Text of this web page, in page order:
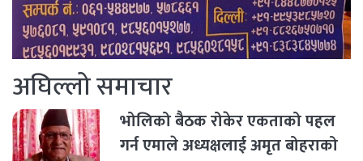
अघिल्लो समाचार
भोलिको बैठक रोकेर एकताको पहल
गर्न एमाले अध्यक्षलाई अमृत बोहराको